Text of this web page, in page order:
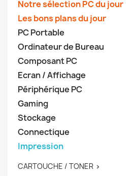
Notre sélection PC du jour
Les bons plans du jour
PC Portable
Ordinateur de Bureau
Composant PC
Ecran / Affichage
Périphérique PC
Gaming
Stockage
Connectique
Impression
CARTOUCHE / TONER 